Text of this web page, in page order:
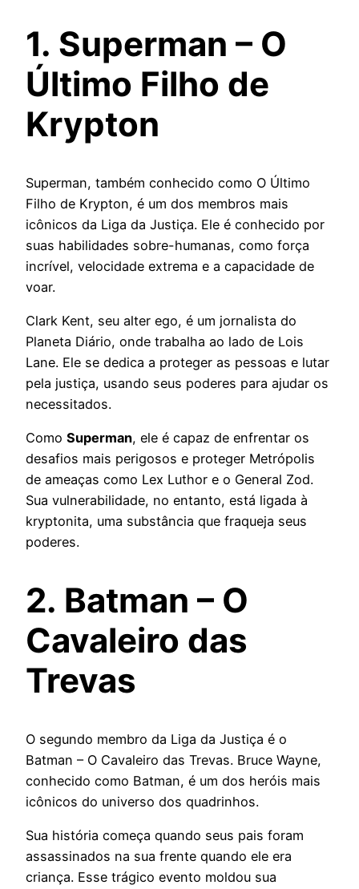
1. Superman – O
Último Filho de
Krypton
Superman, também conhecido como O Último
Filho de Krypton, é um dos membros mais
icônicos da Liga da Justiça. Ele é conhecido por
suas habilidades sobre-humanas, como força
incrível, velocidade extrema e a capacidade de
voar.
Clark Kent, seu alter ego, é um jornalista do
Planeta Diário, onde trabalha ao lado de Lois
Lane. Ele se dedica a proteger as pessoas e lutar
pela justiça, usando seus poderes para ajudar os
necessitados.
Como Superman, ele é capaz de enfrentar os
desafios mais perigosos e proteger Metrópolis
de ameaças como Lex Luthor e o General Zod.
Sua vulnerabilidade, no entanto, está ligada à
kryptonita, uma substância que fraqueja seus
poderes.
2. Batman – O
Cavaleiro das
Trevas
O segundo membro da Liga da Justiça é o
Batman – O Cavaleiro das Trevas. Bruce Wayne,
conhecido como Batman, é um dos heróis mais
icônicos do universo dos quadrinhos.
Sua história começa quando seus pais foram
assassinados na sua frente quando ele era
criança. Esse trágico evento moldou sua